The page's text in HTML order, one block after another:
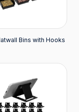
Bins with Hooks